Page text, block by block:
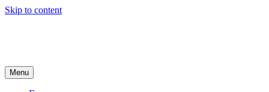
Skip to content
Menu